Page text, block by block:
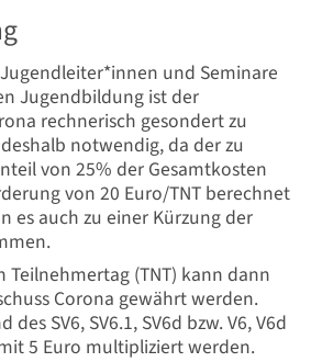
und Seminare
Jugendbildung ist der
rechnerisch gesondert zu
notwendig, da der zu
von 25% der Gesamtkosten
von 20 Euro/TNT berechnet
es auch zu einer Kürzung der
Teilnehmertag (TNT) kann dann
Corona gewährt werden.
SV6, SV6.1, SV6d bzw. V6, V6d
5 Euro multipliziert werden.